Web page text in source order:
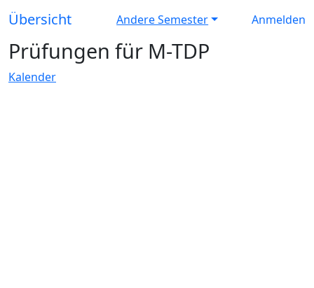
Übersicht Andere Semester Anmelden
Prüfungen für M-TDP
Kalender